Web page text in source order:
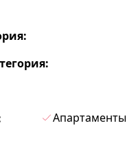
Апартаменты